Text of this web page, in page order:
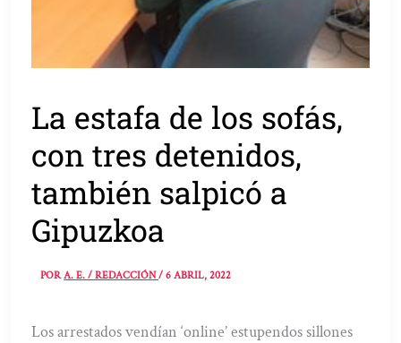
La estafa de los sofás,
con tres detenidos,
también salpicó a
Gipuzkoa
PORA. E. / REDACCIÓN/6 ABRIL, 2022
Los arrestados vendían ‘online’ estupendos sillones